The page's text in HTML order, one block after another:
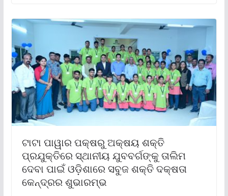
ଟାଟା ପାୱାର ପକ୍ଷରୁ ଅକ୍ଷୟ ଶକ୍ତି
ପ୍ରଯୁକ୍ତିରେ ସ୍ଥାନୀୟ ଯୁବବର୍ଗଙ୍କୁ ତାଲିମ
ଦେବା ପାଇଁ ଓଡ଼ିଶାରେ ସବୁଜ ଶକ୍ତି ଦକ୍ଷତା
କେନ୍ଦ୍ରର ଶୁଭାରମ୍ଭ